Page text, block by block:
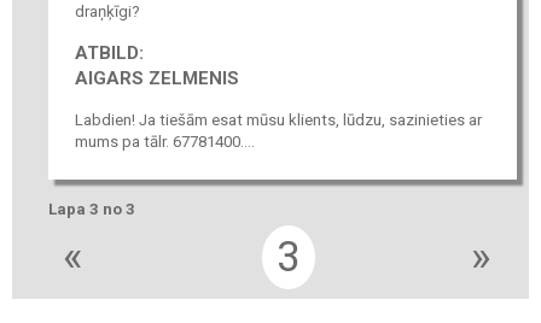
draņķīgi?
ATBILD:
AIGARS ZELMENIS
Labdien! Ja tiešām esat mūsu klients, lūdzu, sazinieties ar
mums pa tālr. 67781400....
Lapa 3 no 3
« 3 »